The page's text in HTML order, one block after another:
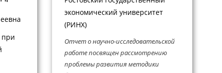
при
экономический университет
(РИНХ)
Отчет о научно-исследовательской
работе посвящен рассмотрению
проблемы развития методики